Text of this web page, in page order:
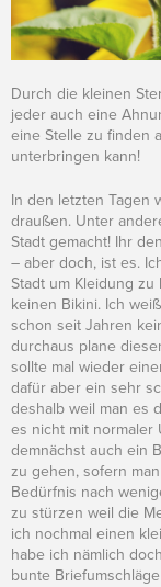
Durch die kleinen
jeder auch eine
eine Stelle zu finden
unterbringen kann!
In den letzten Tagen
draußen. Unter
Stadt gemacht! Ihr
– aber doch, ist es.
Stadt um Kleidung zu
keinen Bikini. Ich
schon seit Jahren
durchaus plane
sollte mal wieder
dafür aber ein sehr
deshalb weil man es
es nicht mit normaler
demnächst auch ein
zu gehen, sofern
Bedürfnis nach
zu stürzen weil die
ich nochmal einen
habe ich nämlich
bunte